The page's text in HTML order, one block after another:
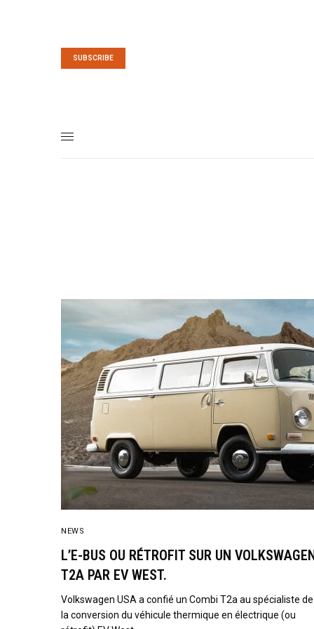
SUBSCRIBE
NEWS
L’E-BUS OU RÉTROFIT SUR UN
T2A PAR EV WEST.
Volkswagen USA a confié un Combi T2a au spécialiste de
la conversion du véhicule thermique en électrique (ou